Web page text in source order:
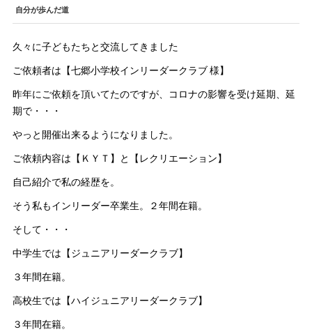
自分が歩んだ道
久々に子どもたちと交流してきました
ご依頼者は【七郷小学校インリーダークラブ 様】
昨年にご依頼を頂いてたのですが、コロナの影響を受け延期、延
期で・・・
やっと開催出来るようになりました。
ご依頼内容は【ＫＹＴ】と【レクリエーション】
自己紹介で私の経歴を。
そう私もインリーダー卒業生。２年間在籍。
そして・・・
中学生では【ジュニアリーダークラブ】
３年間在籍。
高校生では【ハイジュニアリーダークラブ】
３年間在籍。